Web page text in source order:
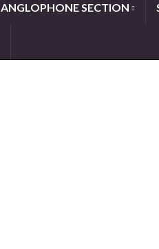
ANGLOPHONE SECTION